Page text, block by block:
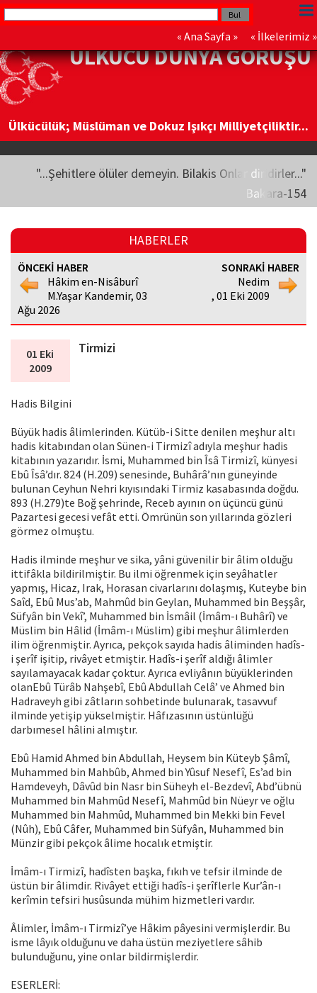
« Ana Sayfa » « İlkelerimiz »
ÜLKÜCÜ DÜNYA GÖRÜŞÜ
Ülkücülük; Müslüman ve Dokuz Işıkçı Milliyetçiliktir...
"...Şehitlere ölüler demeyin. Bilakis Onlar diridirler..."
Bakara-154
HABERLER
ÖNCEKİ HABER
Hâkim en-Nisâburî
M.Yaşar Kandemir, 03
Ağu 2026
SONRAKİ HABER
Nedim
, 01 Eki 2009
01 Eki
2009
Tirmizi
Hadis Bilgini
Büyük hadis âlimlerinden. Kütüb-i Sitte denilen meşhur altı
hadis kitabından olan Sünen-i Tirmizî adıyla meşhur hadis
kitabının yazarıdır. İsmi, Muhammed bin Îsâ Tirmizî, künyesi
Ebû Îsâ’dır. 824 (H.209) senesinde, Buhârâ’nın güneyinde
bulunan Ceyhun Nehri kıyısındaki Tirmiz kasabasında doğdu.
893 (H.279)te Boğ şehrinde, Receb ayının on üçüncü günü
Pazartesi gecesi vefât etti. Ömrünün son yıllarında gözleri
görmez olmuştu.
Hadis ilminde meşhur ve sika, yâni güvenilir bir âlim olduğu
ittifâkla bildirilmiştir. Bu ilmi öğrenmek için seyâhatler
yapmış, Hicaz, Irak, Horasan civarlarını dolaşmış, Kuteybe bin
Saîd, Ebû Mus’ab, Mahmûd bin Geylan, Muhammed bin Beşşâr,
Süfyân bin Vekî’, Muhammed bin İsmâil (İmâm-ı Buhârî) ve
Müslim bin Hâlid (İmâm-ı Müslim) gibi meşhur âlimlerden
ilim öğrenmiştir. Ayrıca, pekçok sayıda hadis âliminden hadîs-
i şerîf işitip, rivâyet etmiştir. Hadîs-i şerîf aldığı âlimler
sayılamayacak kadar çoktur. Ayrıca evliyânın büyüklerinden
olanEbû Türâb Nahşebî, Ebû Abdullah Celâ’ ve Ahmed bin
Hadraveyh gibi zâtların sohbetinde bulunarak, tasavvuf
ilminde yetişip yükselmiştir. Hâfızasının üstünlüğü
darbımesel hâlini almıştır.
Ebû Hamid Ahmed bin Abdullah, Heysem bin Küteyb Şâmî,
Muhammed bin Mahbûb, Ahmed bin Yûsuf Nesefî, Es’ad bin
Hamdeveyh, Dâvûd bin Nasr bin Süheyh el-Bezdevî, Abd’übnü
Muhammed bin Mahmûd Nesefî, Mahmûd bin Nüeyr ve oğlu
Muhammed bin Mahmûd, Muhammed bin Mekki bin Fevel
(Nûh), Ebû Câfer, Muhammed bin Süfyân, Muhammed bin
Münzir gibi pekçok âlime hocalık etmiştir.
İmâm-ı Tirmizî, hadîsten başka, fıkıh ve tefsir ilminde de
üstün bir âlimdir. Rivâyet ettiği hadîs-i şerîflerle Kur’ân-ı
kerîmin tefsiri husûsunda mühim hizmetleri vardır.
Âlimler, İmâm-ı Tirmizî’ye Hâkim pâyesini vermişlerdir. Bu
isme lâyık olduğunu ve daha üstün meziyetlere sâhib
bulunduğunu, yine onlar bildirmişlerdir.
ESERLERİ: